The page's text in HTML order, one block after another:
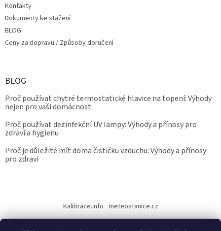
Kontakty
Dokumenty ke stažení
BLOG
Ceny za dopravu / Způsoby doručení
BLOG
Proč používat chytré termostatické hlavice na topení: Výhody
nejen pro vaši domácnost
Proč používat dezinfekční UV lampy: Výhody a přínosy pro
zdraví a hygienu
Proč je důležité mít doma čističku vzduchu: Výhody a přínosy
pro zdraví
Kalibrace.info meteostanice.cz